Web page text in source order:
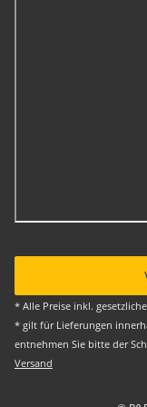
* Alle Preise inkl.
* gilt für Lieferungen
entnehmen Sie bitte der
Versand